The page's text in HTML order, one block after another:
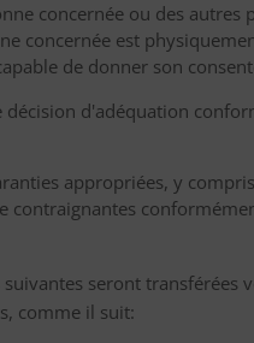
concernée ou des autres
concernée est
de donner son
décision d'adéquation
appropriées, y
contraignantes
suivantes seront transférées
comme il suit: